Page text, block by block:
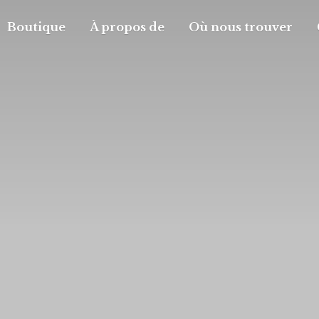
Boutique À propos de Où nous trouver